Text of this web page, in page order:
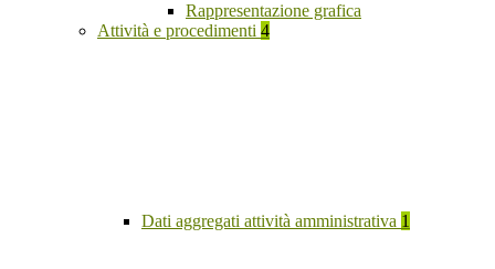
Rappresentazione grafica
Attività e procedimenti 4
Dati aggregati attività amministrativa 1